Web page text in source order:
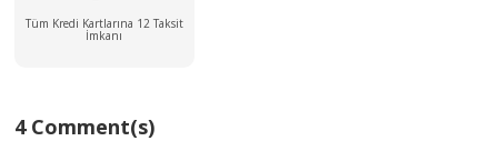
Tüm Kredi Kartlarına 12 Taksit
İmkanı
4 Comment(s)